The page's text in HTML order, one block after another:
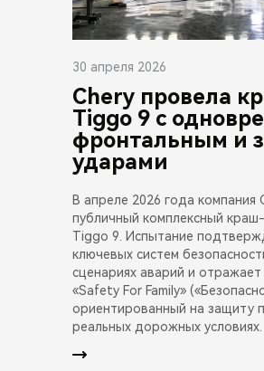
30 апреля 2026
Chery провела
Tiggo 9 с
фронтальным и
ударами
В апреле 2026 года компания
публичный комплексный
Tiggo 9. Испытание
ключевых систем
сценариях аварий и
«Safety For Family»
ориентированный на защиту
реальных дорожных условиях.